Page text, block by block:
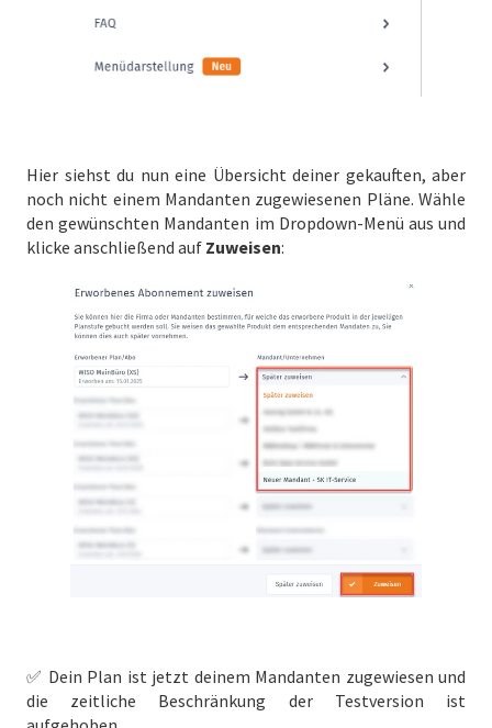
Hier siehst du nun eine Übersicht deiner gekauften, aber
noch nicht einem Mandanten zugewiesenen Pläne. Wähle
den gewünschten Mandanten im Dropdown-Menü aus und
klicke anschließend auf Zuweisen:
✅ Dein Plan ist jetzt deinem Mandanten zugewiesen und
die zeitliche Beschränkung der Testversion ist